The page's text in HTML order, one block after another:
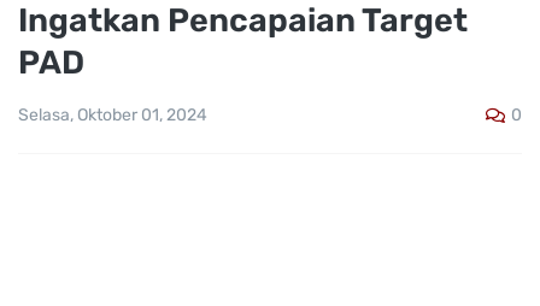
Ingatkan Pencapaian Target
PAD
Selasa, Oktober 01, 2024 0